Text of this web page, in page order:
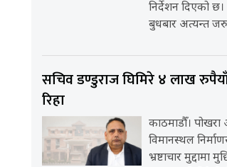
निर्देशन दिएको
बुधबार अत्यन्त
सचिव डण्डुराज घिमिरे ४ लाख
रिहा
काठमाडौँ। पोखरा
विमानस्थल
भ्रष्टाचार मुद्दामा